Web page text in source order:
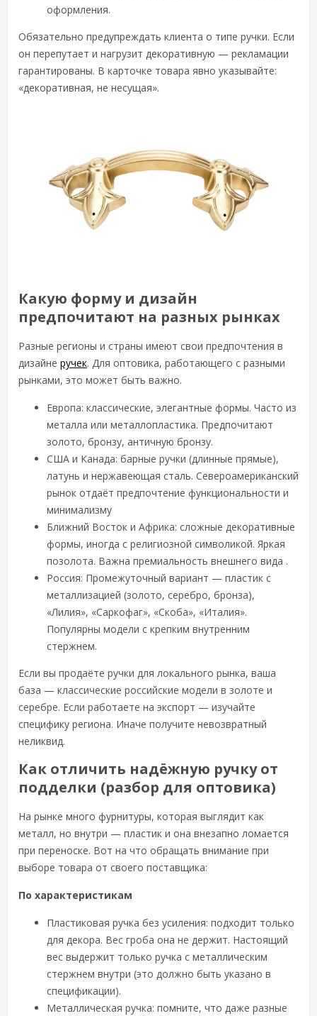
оформления.
Обязательно предупреждать клиента о типе ручки. Если
он перепутает и нагрузит декоративную — рекламации
гарантированы. В карточке товара явно указывайте:
«декоративная, не несущая».
Какую форму и дизайн
предпочитают на разных рынках
Разные регионы и страны имеют свои предпочтения в
дизайне ручек. Для оптовика, работающего с разными
рынками, это может быть важно.
Европа: классические, элегантные формы. Часто из
металла или металлопластика. Предпочитают
золото, бронзу, античную бронзу.
США и Канада: барные ручки (длинные прямые),
латунь и нержавеющая сталь. Североамериканский
рынок отдаёт предпочтение функциональности и
минимализму
Ближний Восток и Африка: сложные декоративные
формы, иногда с религиозной символикой. Яркая
позолота. Важна премиальность внешнего вида .
Россия: Промежуточный вариант — пластик с
металлизацией (золото, серебро, бронза),
«Лилия», «Саркофаг», «Скоба», «Италия».
Популярны модели с крепким внутренним
стержнем.
Если вы продаёте ручки для локального рынка, ваша
база — классические российские модели в золоте и
серебре. Если работаете на экспорт — изучайте
специфику региона. Иначе получите невозвратный
неликвид.
Как отличить надёжную ручку от
подделки (разбор для оптовика)
На рынке много фурнитуры, которая выглядит как
металл, но внутри — пластик и она внезапно ломается
при переноске. Вот на что обращать внимание при
выборе товара от своего поставщика:
По характеристикам
Пластиковая ручка без усиления: подходит только
для декора. Вес гроба она не держит. Настоящий
вес выдержит только ручка с металлическим
стержнем внутри (это должно быть указано в
спецификации).
Металлическая ручка: помните, что даже разные